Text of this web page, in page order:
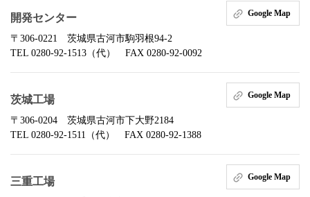
開発センター Google Map
〒306-0221 茨城県古河市駒羽根94-2
TEL 0280-92-1513（代） FAX 0280-92-0092
茨城工場 Google Map
〒306-0204 茨城県古河市下大野2184
TEL 0280-92-1511（代） FAX 0280-92-1388
三重工場 Google Map